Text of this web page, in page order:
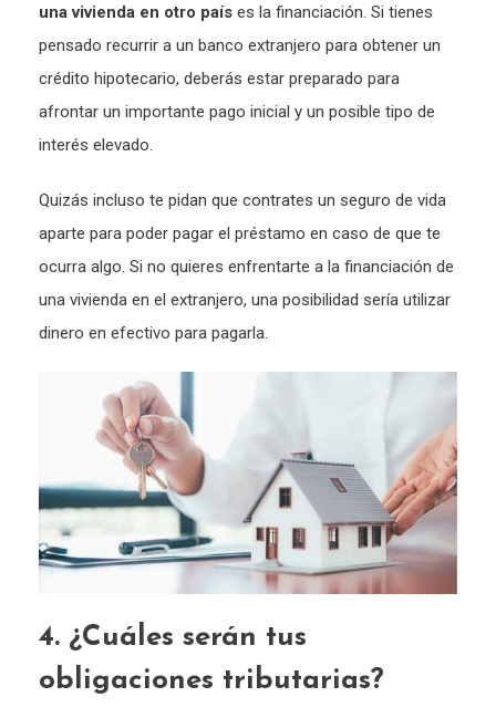
una vivienda en otro país es la financiación. Si tienes
pensado recurrir a un banco extranjero para obtener un
crédito hipotecario, deberás estar preparado para
afrontar un importante pago inicial y un posible tipo de
interés elevado.
Quizás incluso te pidan que contrates un seguro de vida
aparte para poder pagar el préstamo en caso de que te
ocurra algo. Si no quieres enfrentarte a la financiación de
una vivienda en el extranjero, una posibilidad sería utilizar
dinero en efectivo para pagarla.
4. ¿Cuáles serán tus
obligaciones tributarias?